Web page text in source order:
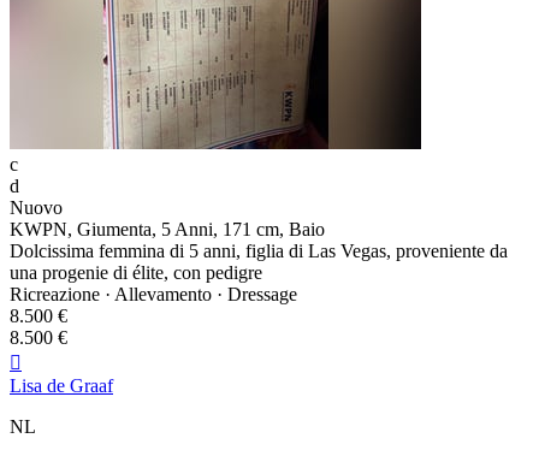
c
d
Nuovo
KWPN, Giumenta, 5 Anni, 171 cm, Baio
Dolcissima femmina di 5 anni, figlia di Las Vegas, proveniente da
una progenie di élite, con pedigre
Ricreazione · Allevamento · Dressage
8.500 €
8.500 €

Lisa de Graaf
NL